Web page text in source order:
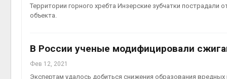
Территории горного хребта Инзерские зубчатки пострадали
объекта.
В России ученые модифицировали
Фев 12, 2021
Экспертам удалось добиться снижения образования вредных